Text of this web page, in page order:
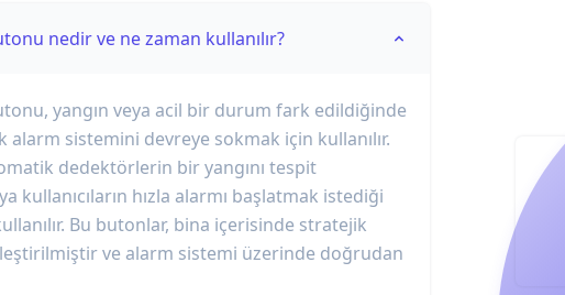
nedir ve ne zaman kullanılır?
yangın veya acil bir durum fark edildiğinde
alarm sistemini devreye sokmak için kullanılır.
dedektörlerin bir yangını tespit
kullanıcıların hızla alarmı başlatmak istediği
Bu butonlar, bina içerisinde stratejik
ve alarm sistemi üzerinde doğrudan